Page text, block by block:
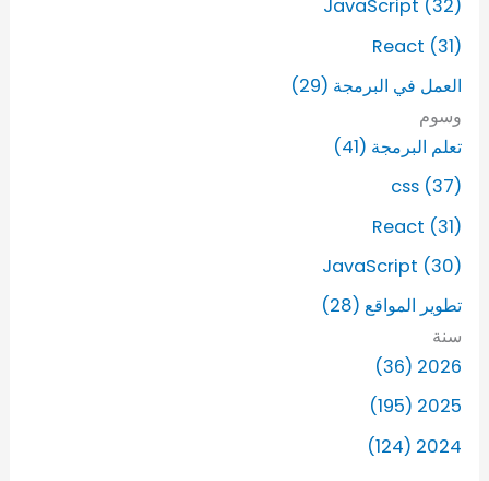
JavaScript (32)
React (31)
العمل في البرمجة (29)
وسوم
تعلم البرمجة (41)
css (37)
React (31)
JavaScript (30)
تطوير المواقع (28)
سنة
2026 (36)
2025 (195)
2024 (124)